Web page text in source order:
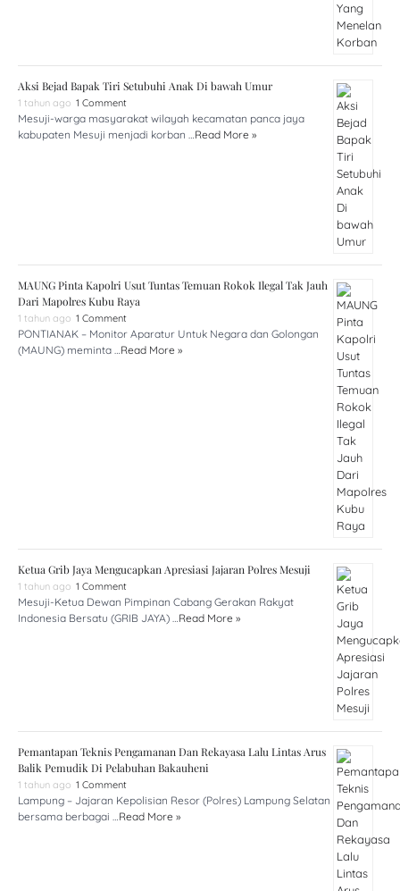
Aksi Bejad Bapak Tiri Setubuhi Anak Di bawah Umur
1 tahun ago 1 Comment
Mesuji-warga masyarakat wilayah kecamatan panca jaya
kabupaten Mesuji menjadi korban …Read More »
MAUNG Pinta Kapolri Usut Tuntas Temuan Rokok Ilegal Tak Jauh
Dari Mapolres Kubu Raya
1 tahun ago 1 Comment
PONTIANAK – Monitor Aparatur Untuk Negara dan Golongan
(MAUNG) meminta …Read More »
Ketua Grib Jaya Mengucapkan Apresiasi Jajaran Polres Mesuji
1 tahun ago 1 Comment
Mesuji-Ketua Dewan Pimpinan Cabang Gerakan Rakyat
Indonesia Bersatu (GRIB JAYA) …Read More »
Pemantapan Teknis Pengamanan Dan Rekayasa Lalu Lintas Arus
Balik Pemudik Di Pelabuhan Bakauheni
1 tahun ago 1 Comment
Lampung – Jajaran Kepolisian Resor (Polres) Lampung Selatan
bersama berbagai …Read More »